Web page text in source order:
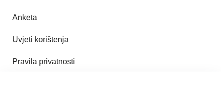
Anketa
Uvjeti korištenja
Pravila privatnosti